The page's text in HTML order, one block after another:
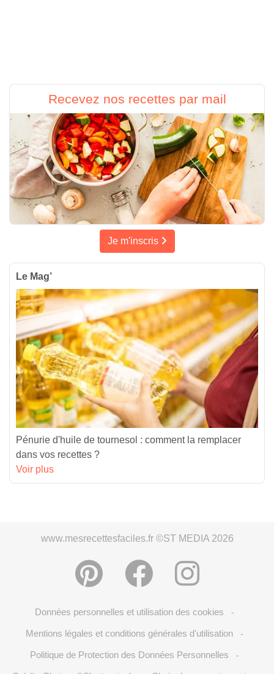
Recevez nos recettes par mail
Je m'inscris
Le Mag’
Pénurie d'huile de tournesol : comment la remplacer
dans vos recettes ?
Voir plus
www.mesrecettesfaciles.fr ©ST MEDIA 2026
Données personnelles et utilisation des cookies -
Mentions légales et conditions générales d'utilisation -
Politique de Protection des Données Personnelles -